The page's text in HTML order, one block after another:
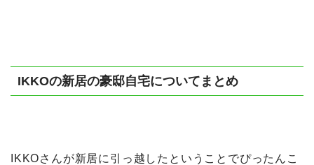
IKKOの新居の豪邸自宅についてまとめ
IKKOさんが新居に引っ越したということでぴったんこ